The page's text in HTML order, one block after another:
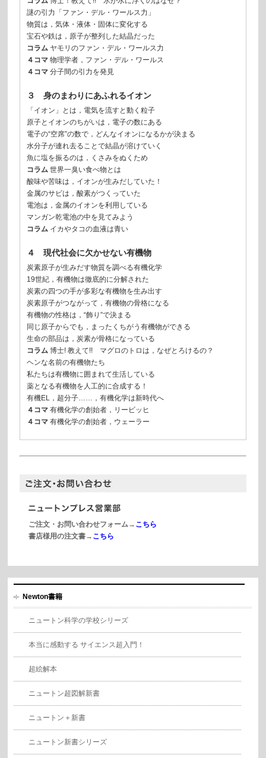
謎の引力「ファン・デル・ワールス力」
物質は，気体・液体・固体に変化する
宝石や鉄は，原子が整列した結晶だった
コラム ヤモリのファン・デル・ワールス力
４コマ 物理学者，ファン・デル・ワールス
４コマ 分子間の引力を発見
３ 身のまわりにあふれるイオン
「イオン」とは，電気を流すと動く粒子
原子とイオンのちがいは，電子の数にある
電子の“空席”の数で，どんなイオンになるかが決まる
水分子が連れ去ることで結晶が溶けていく
魚に塩を振るのは，くさみをぬくため
コラム 世界一臭い食べ物とは
酸味や苦味は，イオンが生みだしていた！
金属のサビは，酸素がつくっていた
電池は，金属のイオンを利用している
マンガン乾電池の中を見てみよう
コラム イカやタコの血液は青い
４ 現代社会に欠かせない有機物
炭素原子が生みだす物質を調べる有機化学
19世紀，有機物は徹底的に分解された
炭素の四つの手が多彩な有機物を生み出す
炭素原子がつながって，有機物の骨格になる
有機物の性格は，“飾り”で決まる
同じ原子からでも，まったくちがう有機物ができる
生命の部品は，炭素が骨格になっている
コラム 博士! 教えて!! マグロのトロは，なぜとろけるの？
ヘンな名前の有機物たち
私たちは有機物に囲まれて生活している
薬となる有機物を人工的に合成する！
有機EL，超分子……，有機化学は新時代へ
４コマ 有機化学の創始者，リービッヒ
４コマ 有機化学の創始者，ウェーラー
ご注文・お問い合わせフォーム→ こちら
書店様用の注文書→ こちら
Newton書籍
ニュートン科学の学校シリーズ
本当に感動する サイエンス超入門！
超絵解本
ニュートン超図解新書
ニュートン＋新書
ニュートン新書シリーズ